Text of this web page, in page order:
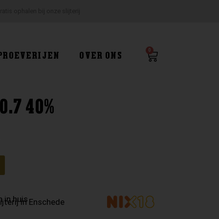
OVER ONS
0
Winkelwagen
40%
in huisin Enschede